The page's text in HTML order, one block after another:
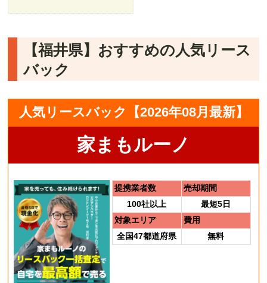
【福井県】おすすめの人気リース
バック
人気リースバック【2026年08月最新】
家まもルーノ
提携業者数
売却期間
100社以上
最短5日
対象エリア
費用
全国47都道府県
無料